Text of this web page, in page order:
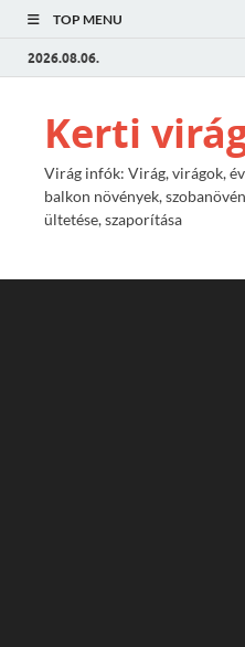
TOP MENU
2026.08.06.
Kerti
Virág infók: Virág, virágok,
balkon növények,
ültetése, szaporítása